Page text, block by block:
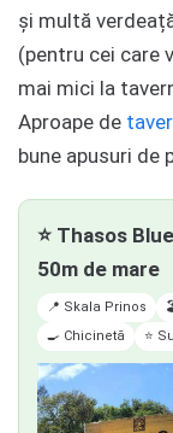
și multă
(pentru cei care
mai mici la
Aproape de
bune apusuri de
⭐ Thasos
50m de mare
📍 Skala Prinos
🍳 Chicinetă
⭐